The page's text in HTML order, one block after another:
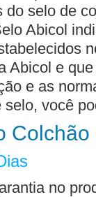
do selo de
Abicol
Abicol e
e as
você
Colchão
no